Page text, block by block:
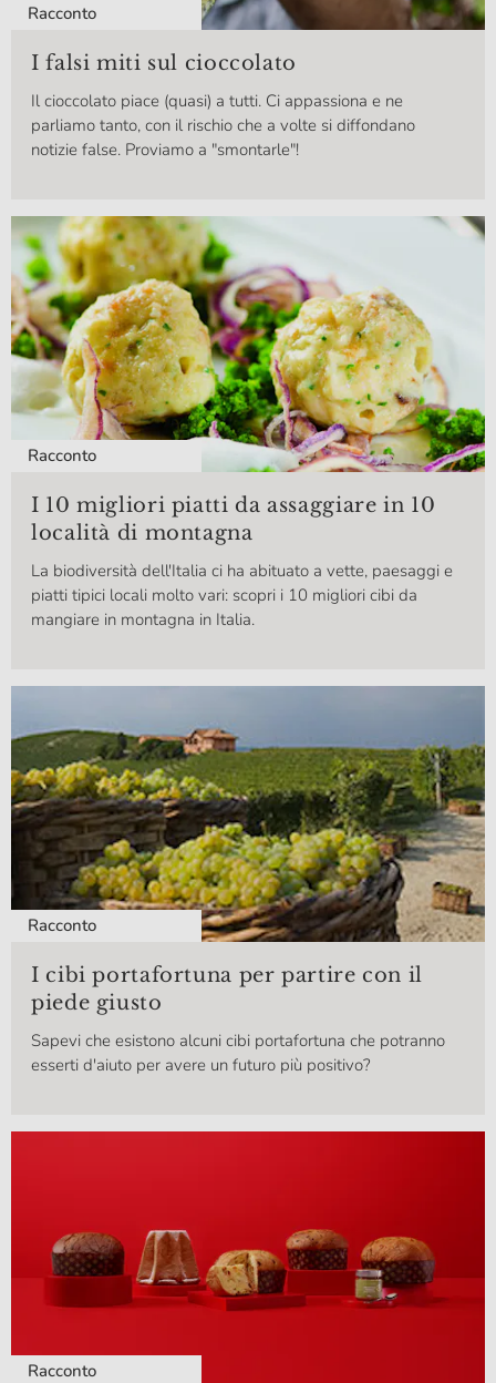
Racconto
I falsi miti sul cioccolato
Il cioccolato piace (quasi) a tutti. Ci appassiona e ne
parliamo tanto, con il rischio che a volte si diffondano
notizie false. Proviamo a "smontarle"!
Racconto
I 10 migliori piatti da assaggiare in 10
località di montagna
La biodiversità dell'Italia ci ha abituato a vette, paesaggi e
piatti tipici locali molto vari: scopri i 10 migliori cibi da
mangiare in montagna in Italia.
Racconto
I cibi portafortuna per partire con il
piede giusto
Sapevi che esistono alcuni cibi portafortuna che potranno
esserti d'aiuto per avere un futuro più positivo?
Racconto